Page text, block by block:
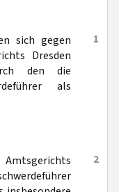
1
sich gegen
Dresden
den die
als
2